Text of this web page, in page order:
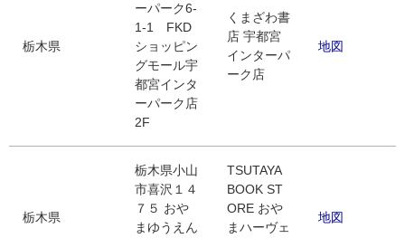
栃木県
ーパーク6-
1-1 FKD
ショッピン
グモール宇
都宮インタ
ーパーク店
2F
くまざわ書
店 宇都宮
インターパ
ーク店
地図
栃木県
栃木県小山
市喜沢１４
７５ おや
まゆうえん
TSUTAYA
BOOK ST
ORE おや
まハーヴェ
地図